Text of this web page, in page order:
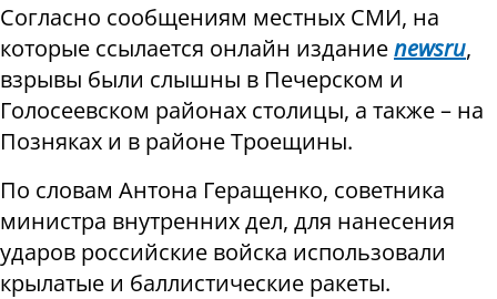
Согласно сообщениям местных СМИ, на
которые ссылается онлайн изданиеnewsru,
взрывы были слышны в Печерском и
Голосеевском районах столицы, а также – на
Позняках и в районе Троещины.
По словам Антона Геращенко, советника
министра внутренних дел, для нанесения
ударов российские войска использовали
крылатые и баллистические ракеты.